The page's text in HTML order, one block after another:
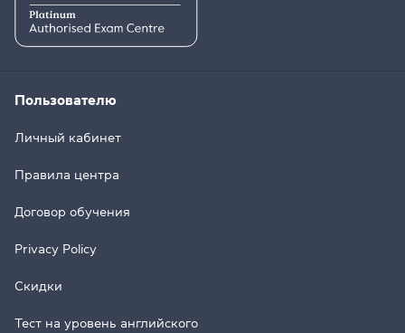
Пользователю
Личный кабинет
Правила центра
Договор обучения
Privacy Policy
Скидки
Тест на уровень английского